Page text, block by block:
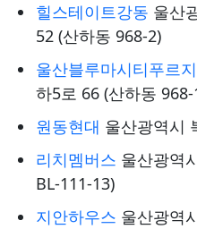
힐스테이트강동 울산
52 (산하동 968-2)
울산블루마시티푸르
하5로 66 (산하동 968-
원동현대 울산광역시
리치멤버스 울산광역
BL-111-13)
지안하우스 울산광역